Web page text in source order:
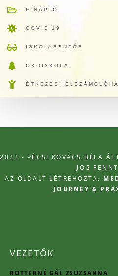
E-NAPLÓ
COVID 19
ISKOLARENDŐR
ÖKOISKOLA
ÉTKEZÉSI
2022 - PÉCSI KOVÁCS BÉLA
JOG
AZ OLDALT LÉTREHOZTA:
JOURNEY &
VEZETŐK
ROTTERNÉ GÁL ZSUZSANNA